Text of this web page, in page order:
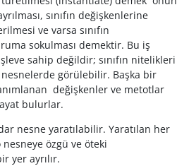
sınıfın değişkenlerine
ve varsa sınıfın
sokulması demektir. Bu iş
sahip değildir; sınıfın nitelikleri
nesnelerde görülebilir. Başka bir
değişkenler ve metotlar
bulurlar.
nesne yaratılabilir. Yaratılan her
özgü ve öteki
yer ayrılır.